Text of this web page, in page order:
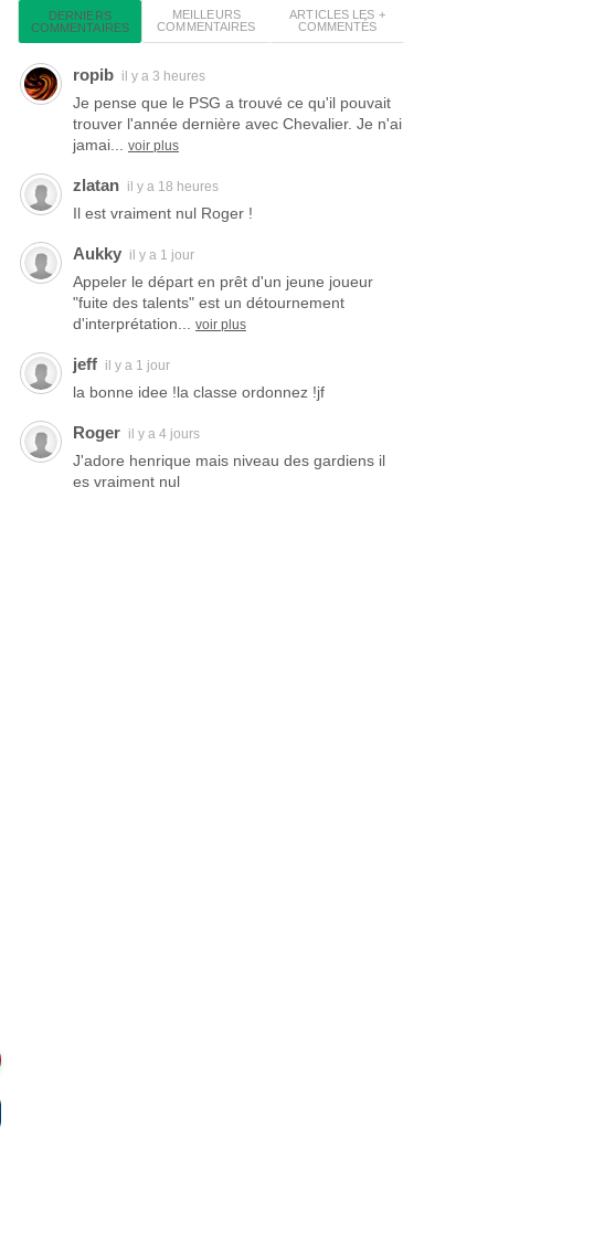
DERNIERS
COMMENTAIRES
MEILLEURS
COMMENTAIRES
ARTICLES LES +
COMMENTÉS
ropib il y a 3 heures
Je pense que le PSG a trouvé ce qu'il pouvait
trouver l'année dernière avec Chevalier. Je n'ai
jamai...
voir plus
zlatan il y a 18 heures
Il est vraiment nul Roger !
Aukky il y a 1 jour
Appeler le départ en prêt d'un jeune joueur
"fuite des talents" est un détournement
d'interprétation...
voir plus
jeff il y a 1 jour
la bonne idee !la classe ordonnez !jf
Roger il y a 4 jours
J'adore henrique mais niveau des gardiens il
es vraiment nul